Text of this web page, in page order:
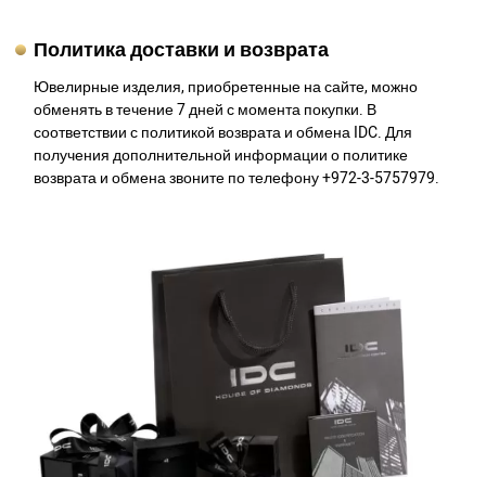
Политика доставки и возврата
Ювелирные изделия, приобретенные на сайте, можно
обменять в течение 7 дней с момента покупки. В
соответствии с политикой возврата и обмена IDC. Для
получения дополнительной информации о политике
возврата и обмена звоните по телефону +972-3-5757979.